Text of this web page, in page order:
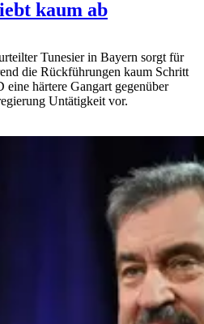
kaum ab
Tunesier in Bayern sorgt für
die Rückführungen kaum Schritt
härtere Gangart gegenüber
Untätigkeit vor.